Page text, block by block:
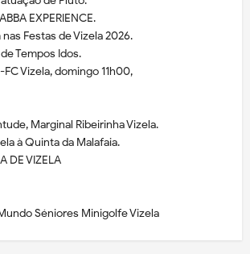
EXPERIENCE.
nas Festas de Vizela 2026.
Tempos Idos.
Vizela, domingo 11h00,
Marginal Ribeirinha Vizela.
à Quinta da Malafaia.
DE VIZELA
Séniores Minigolfe Vizela